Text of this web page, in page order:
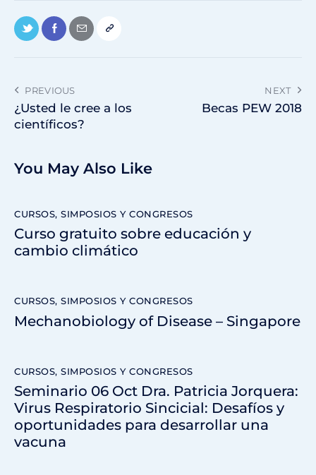
PREVIOUS
¿Usted le cree a los
científicos?
NEXT
Becas PEW 2018
You May Also Like
CURSOS, SIMPOSIOS Y CONGRESOS
Curso gratuito sobre educación y
cambio climático
CURSOS, SIMPOSIOS Y CONGRESOS
Mechanobiology of Disease – Singapore
CURSOS, SIMPOSIOS Y CONGRESOS
Seminario 06 Oct Dra. Patricia Jorquera:
Virus Respiratorio Sincicial: Desafíos y
oportunidades para desarrollar una
vacuna